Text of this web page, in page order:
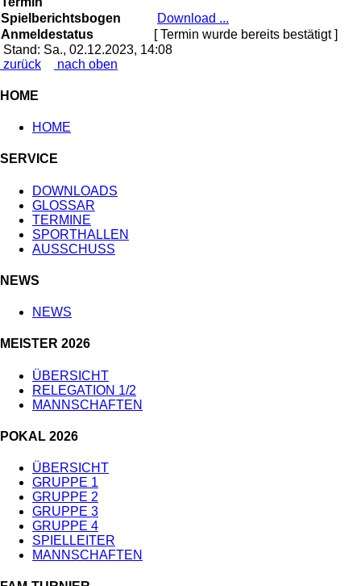
Spielberichtsbogen
Download ...
Anmeldestatus
[ Termin wurde bereits bestätigt ]
Stand: Sa., 02.12.2023, 14:08
zurück
nach oben
HOME
HOME
SERVICE
DOWNLOADS
GLOSSAR
TERMINE
SPORTHALLEN
AUSSCHUSS
NEWS
NEWS
MEISTER 2026
ÜBERSICHT
RELEGATION 1/2
MANNSCHAFTEN
POKAL 2026
ÜBERSICHT
GRUPPE 1
GRUPPE 2
GRUPPE 3
GRUPPE 4
SPIELLEITER
MANNSCHAFTEN